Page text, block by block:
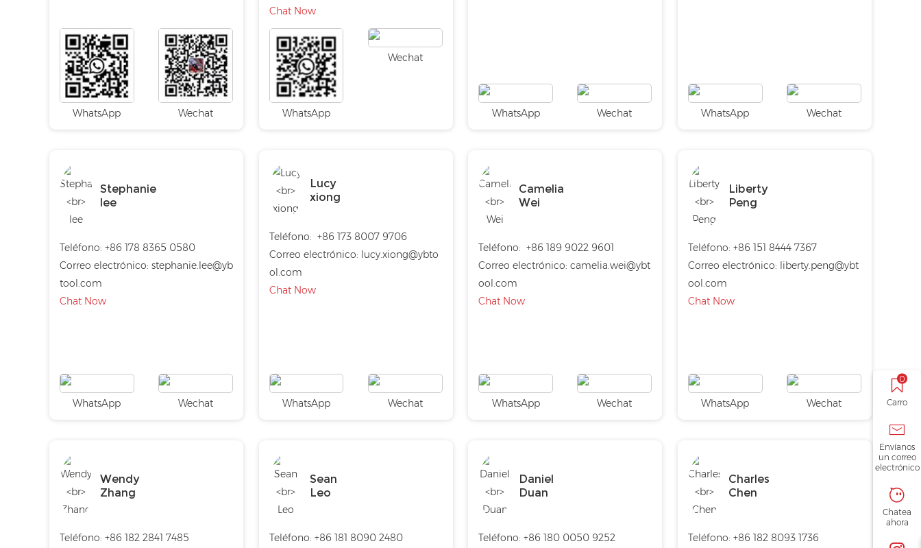
WhatsApp Wechat
Chat Now
WhatsApp
Wechat
WhatsApp Wechat WhatsApp Wechat
Stephanie
lee
Teléfono: +86 178 8365 0580
Correo electrónico: stephanie.lee@yb
tool.com
Chat Now
WhatsApp Wechat
Lucy
xiong
Teléfono: +86 173 8007 9706
Correo electrónico: lucy.xiong@ybto
ol.com
Chat Now
WhatsApp Wechat
Camelia
Wei
Teléfono: +86 189 9022 9601
Correo electrónico: camelia.wei@ybt
ool.com
Chat Now
WhatsApp Wechat
Liberty
Peng
Teléfono: +86 151 8444 7367
Correo electrónico: liberty.peng@ybt
ool.com
Chat Now
WhatsApp Wechat
Wendy
Zhang
Teléfono: +86 182 2841 7485
Sean
Leo
Teléfono: +86 181 8090 2480
Daniel
Duan
Teléfono: +86 180 0050 9252
Charles
Chen
Teléfono: +86 182 8093 1736
0
Carro
Envíanos
un correo
electrónico
Chatea
ahora